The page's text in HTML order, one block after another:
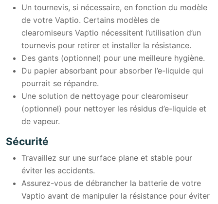
Un tournevis, si nécessaire, en fonction du modèle
de votre Vaptio. Certains modèles de
clearomiseurs Vaptio nécessitent l’utilisation d’un
tournevis pour retirer et installer la résistance.
Des gants (optionnel) pour une meilleure hygiène.
Du papier absorbant pour absorber l’e-liquide qui
pourrait se répandre.
Une solution de nettoyage pour clearomiseur
(optionnel) pour nettoyer les résidus d’e-liquide et
de vapeur.
Sécurité
Travaillez sur une surface plane et stable pour
éviter les accidents.
Assurez-vous de débrancher la batterie de votre
Vaptio avant de manipuler la résistance pour éviter